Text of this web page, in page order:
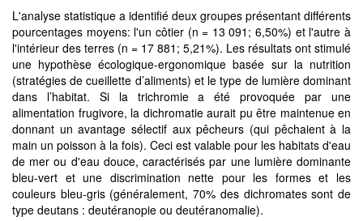
L'analyse statistique a identifié deux groupes présentant différents
pourcentages moyens: l'un côtier (n = 13 091; 6,50%) et l'autre à
l'intérieur des terres (n = 17 881; 5,21%). Les résultats ont stimulé
une hypothèse écologique-ergonomique basée sur la nutrition
(stratégies de cueillette d’aliments) et le type de lumière dominant
dans l’habitat. Si la trichromie a été provoquée par une
alimentation frugivore, la dichromatie aurait pu être maintenue en
donnant un avantage sélectif aux pêcheurs (qui pêchaient à la
main un poisson à la fois). Ceci est valable pour les habitats d'eau
de mer ou d'eau douce, caractérisés par une lumière dominante
bleu-vert et une discrimination nette pour les formes et les
couleurs bleu-gris (généralement, 70% des dichromates sont de
type deutans : deutéranopie ou deutéranomalie).